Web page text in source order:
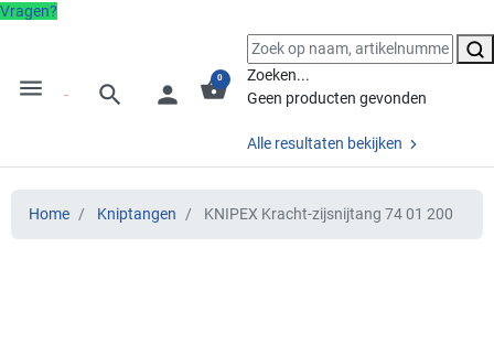
Vragen?
menu search person shopping_basket
0
Zoeken...
Geen producten gevonden
Alle resultaten bekijken
Home Kniptangen KNIPEX Kracht-zijsnijtang 74 01 200